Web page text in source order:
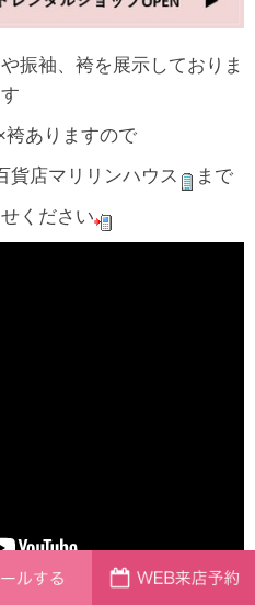
振袖、袴を展示しておりま
す
袴ありますので
貨店マリリンハウス
まで
ください